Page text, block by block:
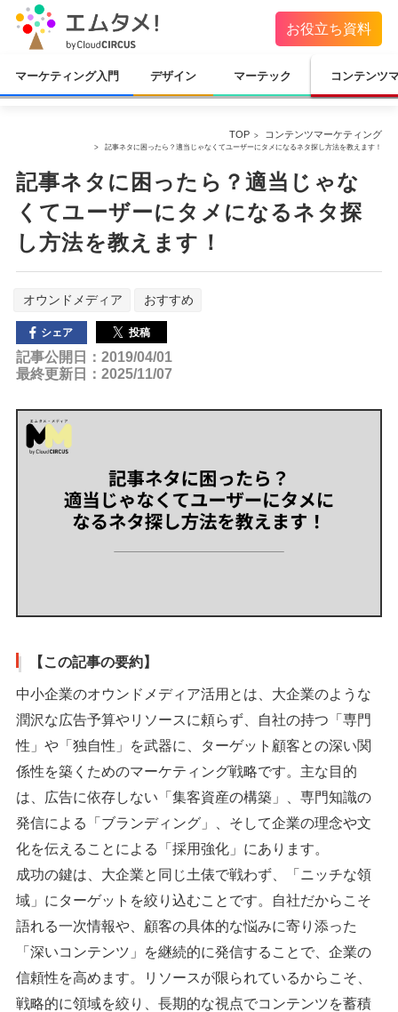
お役立ち資料
マーケティング入門 デザイン マーテック コンテンツ
TOP コンテンツマーケティング
記事ネタに困ったら？適当じゃなくてユーザーにタメになるネタ探し方法を教えます！
記事ネタに困ったら？適当じゃな
くてユーザーにタメになるネタ探
し方法を教えます！
オウンドメディア おすすめ
シェア 投稿
記事公開日：2019/04/01
最終更新日：2025/11/07
【この記事の要約】
中小企業のオウンドメディア活用とは、大企業のような
潤沢な広告予算やリソースに頼らず、自社の持つ「専門
性」や「独自性」を武器に、ターゲット顧客との深い関
係性を築くためのマーケティング戦略です。主な目的
は、広告に依存しない「集客資産の構築」、専門知識の
発信による「ブランディング」、そして企業の理念や文
化を伝えることによる「採用強化」にあります。
成功の鍵は、大企業と同じ土俵で戦わず、「ニッチな領
域」にターゲットを絞り込むことです。自社だからこそ
語れる一次情報や、顧客の具体的な悩みに寄り添った
「深いコンテンツ」を継続的に発信することで、企業の
信頼性を高めます。リソースが限られているからこそ、
戦略的に領域を絞り、長期的な視点でコンテンツを蓄積